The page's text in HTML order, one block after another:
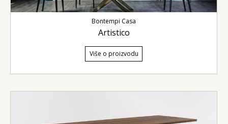
Bontempi Casa
Artistico
Više o proizvodu